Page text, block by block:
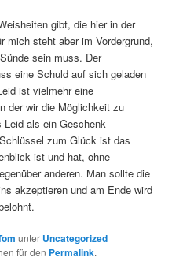
gibt, die hier in der
mich steht aber im Vordergrund,
sein muss. Der
eine Schuld auf sich geladen
ist vielmehr eine
der wir die Möglichkeit zu
Leid als ein Geschenk
zum Glück ist das
ist und hat, ohne
anderen. Man sollte die
akzeptieren und am Ende wird
unter Uncategorized
für den Permalink.